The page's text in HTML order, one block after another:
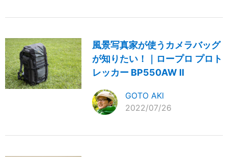
風景写真家が使うカメラバッグ
が知りたい！｜ロープロ プロト
レッカー BP550AW II
GOTO AKI
2022/07/26